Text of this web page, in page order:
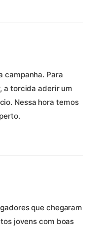
campanha. Para
a torcida aderir um
Nessa hora temos
que chegaram
jovens com boas